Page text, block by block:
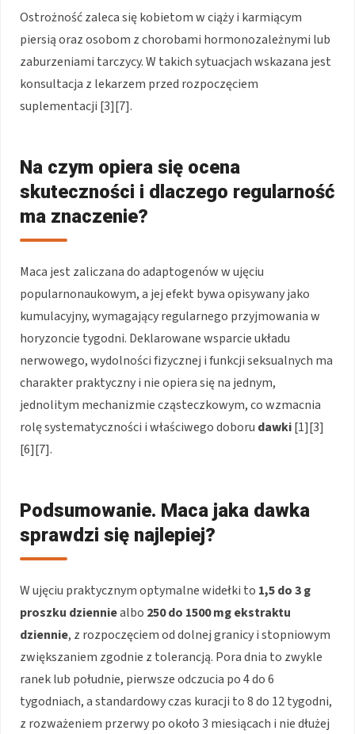
Ostrożność zaleca się kobietom w ciąży i karmiącym
piersią oraz osobom z chorobami hormonozależnymi lub
zaburzeniami tarczycy. W takich sytuacjach wskazana jest
konsultacja z lekarzem przed rozpoczęciem
suplementacji [3][7].
Na czym opiera się ocena
skuteczności i dlaczego regularność
ma znaczenie?
Maca jest zaliczana do adaptogenów w ujęciu
popularnonaukowym, a jej efekt bywa opisywany jako
kumulacyjny, wymagający regularnego przyjmowania w
horyzoncie tygodni. Deklarowane wsparcie układu
nerwowego, wydolności fizycznej i funkcji seksualnych ma
charakter praktyczny i nie opiera się na jednym,
jednolitym mechanizmie cząsteczkowym, co wzmacnia
rolę systematyczności i właściwego doboru dawki[1][3]
[6][7].
Podsumowanie. Maca jaka dawka
sprawdzi się najlepiej?
W ujęciu praktycznym optymalne widełki to 1,5 do 3 g
proszku dzienniealbo 250 do 1500 mg ekstraktu
dziennie, z rozpoczęciem od dolnej granicy i stopniowym
zwiększaniem zgodnie z tolerancją. Pora dnia to zwykle
ranek lub południe, pierwsze odczucia po 4 do 6
tygodniach, a standardowy czas kuracji to 8 do 12 tygodni,
z rozważeniem przerwy po około 3 miesiącach i nie dłużej